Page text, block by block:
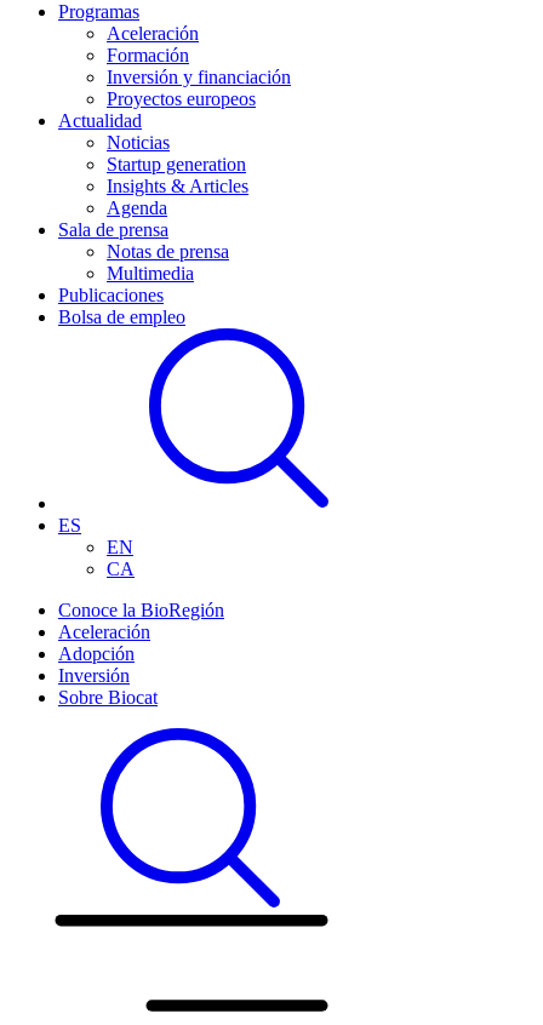
Programas
Aceleración
Formación
Inversión y financiación
Proyectos europeos
Actualidad
Noticias
Startup generation
Insights & Articles
Agenda
Sala de prensa
Notas de prensa
Multimedia
Publicaciones
Bolsa de empleo
ES
EN
CA
Conoce la BioRegión
Aceleración
Adopción
Inversión
Sobre Biocat